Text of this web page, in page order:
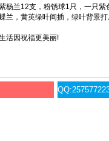
杨兰12支，粉锈球1只，一只紫
兰，黄英绿叶间插，绿叶背景打
活因祝福更美丽!